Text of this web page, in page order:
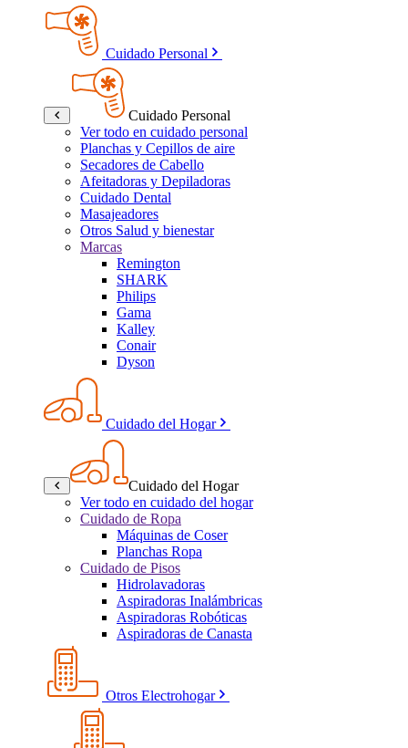
Cuidado Personal
Cuidado Personal
Ver todo en cuidado personal
Planchas y Cepillos de aire
Secadores de Cabello
Afeitadoras y Depiladoras
Cuidado Dental
Masajeadores
Otros Salud y bienestar
Marcas
Remington
SHARK
Philips
Gama
Kalley
Conair
Dyson
Cuidado del Hogar
Cuidado del Hogar
Ver todo en cuidado del hogar
Cuidado de Ropa
Máquinas de Coser
Planchas Ropa
Cuidado de Pisos
Hidrolavadoras
Aspiradoras Inalámbricas
Aspiradoras Robóticas
Aspiradoras de Canasta
Otros Electrohogar